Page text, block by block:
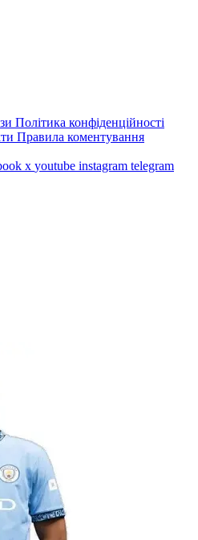
Політика конфіденційності
Правила коментування
x youtube instagram telegram